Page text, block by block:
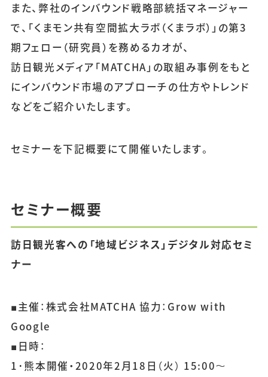
また、弊社のインバウンド戦略部統括マネージャー
で、「くまモン共有空間拡大ラボ（くまラボ）」の第3
期フェロー（研究員）を務めるカオが、
訪日観光メディア「MATCHA」の取組み事例をもと
にインバウンド市場のアプローチの仕方やトレンド
などをご紹介いたします。
セミナーを下記概要にて開催いたします。
セミナー概要
訪日観光客への「地域ビジネス」デジタル対応セミ
ナー
■主催：株式会社MATCHA 協力：Grow with
Google
■日時：
1･熊本開催・2020年2月18日（火） 15:00～